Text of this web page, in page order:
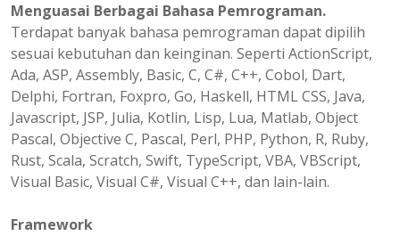
Menguasai Berbagai Bahasa Pemrograman.
Terdapat banyak bahasa pemrograman dapat dipilih
sesuai kebutuhan dan keinginan. Seperti ActionScript,
Ada, ASP, Assembly, Basic, C, C#, C++, Cobol, Dart,
Delphi, Fortran, Foxpro, Go, Haskell, HTML CSS, Java,
Javascript, JSP, Julia, Kotlin, Lisp, Lua, Matlab, Object
Pascal, Objective C, Pascal, Perl, PHP, Python, R, Ruby,
Rust, Scala, Scratch, Swift, TypeScript, VBA, VBScript,
Visual Basic, Visual C#, Visual C++, dan lain-lain.
Framework